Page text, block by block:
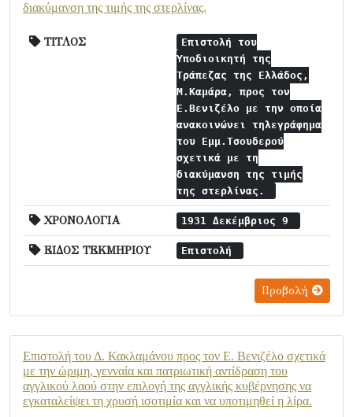
διακύμανση της τιμής της στερλίνας.
ΤΙΤΛΟΣ
Επιστολή του
Υποδιοικητή της
Τράπεζας της Ελλάδος,
Μ.Καμάρα, προς τον
Ε.Βενιζέλο με την οποία
ανακοινώνει τηλεγράφημα
του Εμμ.Τσουδερού
σχετικά με τη
διακύμανση της τιμής
της στερλίνας.
ΧΡΟΝΟΛΟΓΙΑ 1931 Δεκέμβριος 9
ΕΙΔΟΣ ΤΕΚΜΗΡΙΟΥ Επιστολή
Προβολή
Επιστολή του Δ. Κακλαμάνου προς τον Ε. Βενιζέλο σχετικά
με την ώριμη, γενναία και πατριωτική αντίδραση του
αγγλικού λαού στην επιλογή της αγγλικής κυβέρνησης να
εγκαταλείψει τη χρυσή ισοτιμία και να υποτιμηθεί η λίρα.